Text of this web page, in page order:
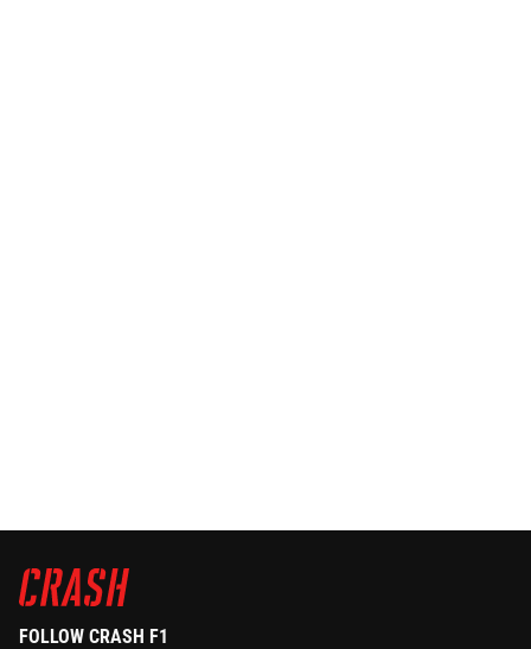
FOLLOW CRASH F1